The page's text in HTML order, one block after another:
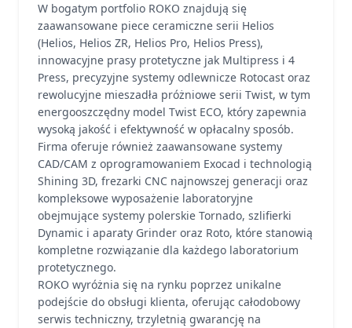
W bogatym portfolio ROKO znajdują się
zaawansowane piece ceramiczne serii Helios
(Helios, Helios ZR, Helios Pro, Helios Press),
innowacyjne prasy protetyczne jak Multipress i 4
Press, precyzyjne systemy odlewnicze Rotocast oraz
rewolucyjne mieszadła próżniowe serii Twist, w tym
energooszczędny model Twist ECO, który zapewnia
wysoką jakość i efektywność w opłacalny sposób.
Firma oferuje również zaawansowane systemy
CAD/CAM z oprogramowaniem Exocad i technologią
Shining 3D, frezarki CNC najnowszej generacji oraz
kompleksowe wyposażenie laboratoryjne
obejmujące systemy polerskie Tornado, szlifierki
Dynamic i aparaty Grinder oraz Roto, które stanowią
kompletne rozwiązanie dla każdego laboratorium
protetycznego.
ROKO wyróżnia się na rynku poprzez unikalne
podejście do obsługi klienta, oferując całodobowy
serwis techniczny, trzyletnią gwarancję na